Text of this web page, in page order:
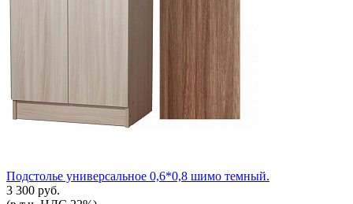
Подстолье универсальное 0,6*0,8 шимо темный.
3 300 руб.